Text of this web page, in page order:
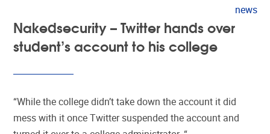
news
Nakedsecurity – Twitter hands over
student’s account to his college
“While the college didn’t take down the account it did
mess with it once Twitter suspended the account and